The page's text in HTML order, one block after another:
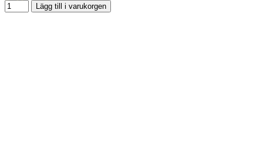
Lägg till i varukorgen